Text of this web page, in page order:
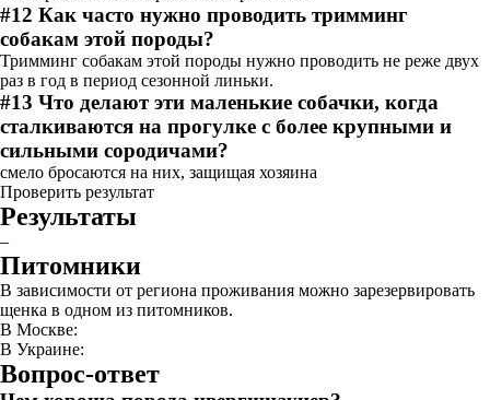
#12 Как часто нужно проводить тримминг
собакам этой породы?
Тримминг собакам этой породы нужно проводить не реже двух
раз в год в период сезонной линьки.
#13 Что делают эти маленькие собачки, когда
сталкиваются на прогулке с более крупными и
сильными сородичами?
смело бросаются на них, защищая хозяина
Проверить результат
Результаты
–
Питомники
В зависимости от региона проживания можно зарезервировать
щенка в одном из питомников.
В Москве:
В Украине:
Вопрос-ответ